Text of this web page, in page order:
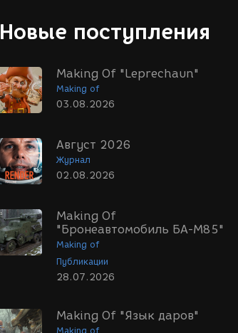
Новые поступления
Making Of "Leprechaun"
Making of
03.08.2026
Август 2026
Журнал
02.08.2026
Making Of
"Бронеавтомобиль БА-М85"
Making of
Публикации
28.07.2026
Making Of "Язык даров"
Making of